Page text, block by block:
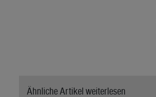
Ähnliche Artikel weiterlesen